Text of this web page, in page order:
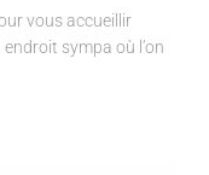
vous accueillir
sympa où l’on